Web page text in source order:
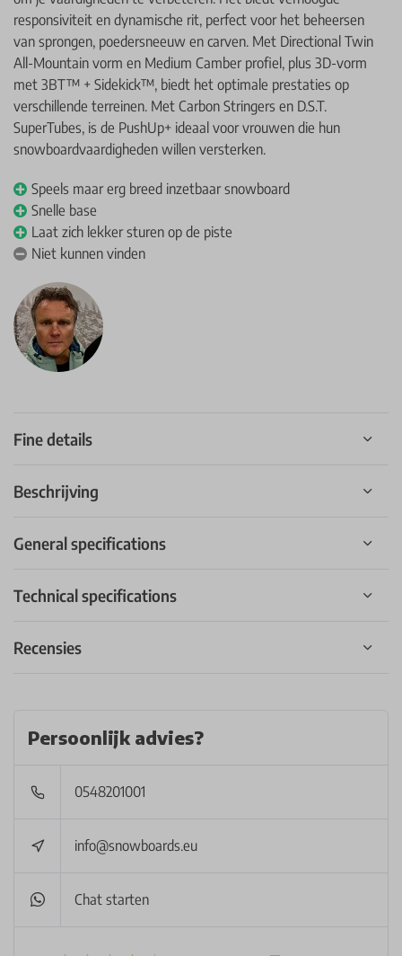
responsiviteit en dynamische rit, perfect voor het beheersen
van sprongen, poedersneeuw en carven. Met Directional Twin
All-Mountain vorm en Medium Camber profiel, plus 3D-vorm
met 3BT™ + Sidekick™, biedt het optimale prestaties op
verschillende terreinen. Met Carbon Stringers en D.S.T.
SuperTubes, is de PushUp+ ideaal voor vrouwen die hun
snowboardvaardigheden willen versterken.
Speels maar erg breed inzetbaar snowboard
Snelle base
Laat zich lekker sturen op de piste
Niet kunnen vinden
Fine details
Beschrijving
General specifications
Technical specifications
Recensies
Persoonlijk advies?
0548201001
info@snowboards.eu
Chat starten